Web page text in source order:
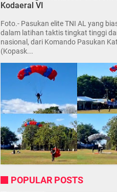
Kodaeral VI
Foto.- Pasukan elite TNI AL yang
dalam latihan taktis tingkat tinggi
nasional, dari Komando Pasukan
(Kopask...
POPULAR POSTS